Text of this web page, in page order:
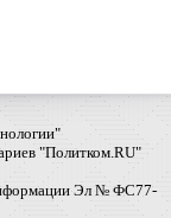
"Политком.RU"
Эл № ФС77-